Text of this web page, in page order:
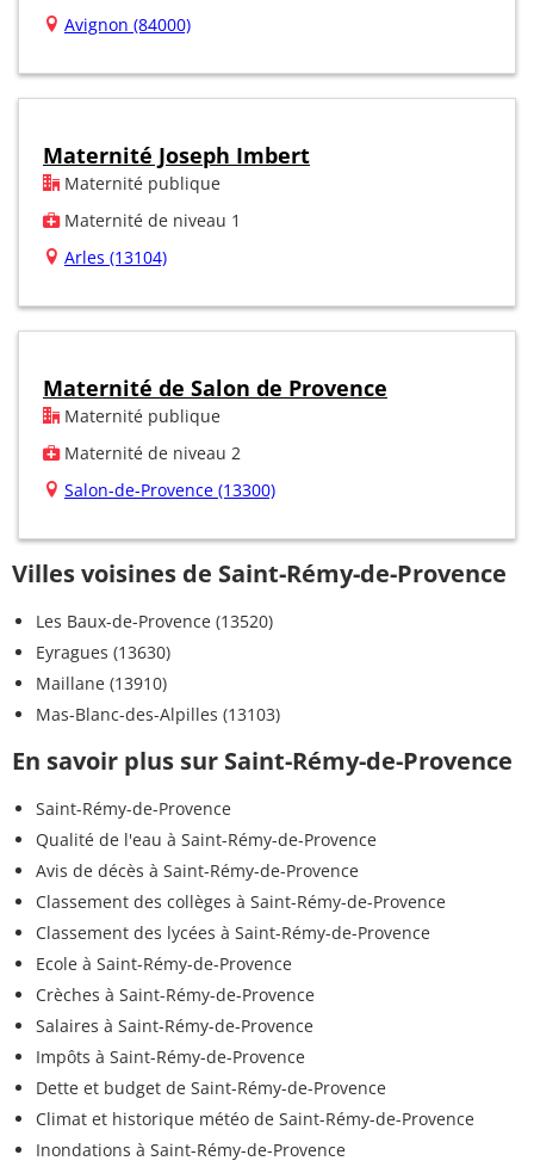
Avignon (84000)
Maternité Joseph Imbert
Maternité publique
Maternité de niveau 1
Arles (13104)
Maternité de Salon de Provence
Maternité publique
Maternité de niveau 2
Salon-de-Provence (13300)
Villes voisines de Saint-Rémy-de-Provence
Les Baux-de-Provence (13520)
Eyragues (13630)
Maillane (13910)
Mas-Blanc-des-Alpilles (13103)
En savoir plus sur Saint-Rémy-de-Provence
Saint-Rémy-de-Provence
Qualité de l'eau à Saint-Rémy-de-Provence
Avis de décès à Saint-Rémy-de-Provence
Classement des collèges à Saint-Rémy-de-Provence
Classement des lycées à Saint-Rémy-de-Provence
Ecole à Saint-Rémy-de-Provence
Crèches à Saint-Rémy-de-Provence
Salaires à Saint-Rémy-de-Provence
Impôts à Saint-Rémy-de-Provence
Dette et budget de Saint-Rémy-de-Provence
Climat et historique météo de Saint-Rémy-de-Provence
Inondations à Saint-Rémy-de-Provence